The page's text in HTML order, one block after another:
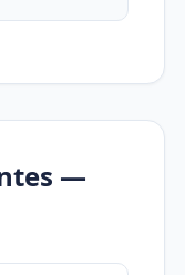
—